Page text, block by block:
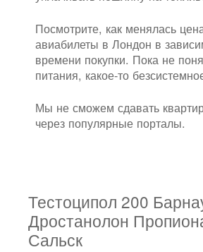
Посмотрите, как менялась
авиабилеты в Лондон в
времени покупки. Пока не
питания, какое-то
Мы не сможем сдавать
через популярные порталы.
Тестоципол 200
Дростанолон
Сальск